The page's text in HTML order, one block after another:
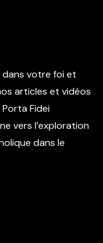
dans votre foi et
articles et vidéos
Fidei
vers l’exploration
dans le